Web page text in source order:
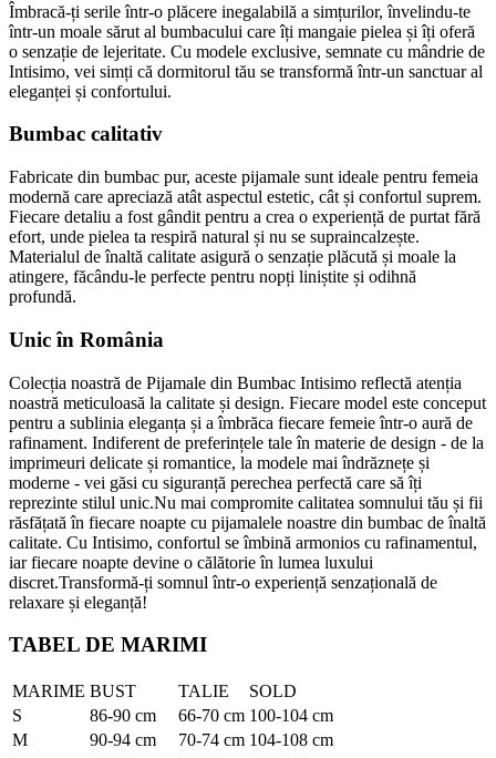
Îmbracă-ți serile într-o plăcere inegalabilă a simțurilor, învelindu-te
într-un moale sărut al bumbacului care îți mangaie pielea și îți oferă
o senzație de lejeritate. Cu modele exclusive, semnate cu mândrie de
Intisimo, vei simți că dormitorul tău se transformă într-un sanctuar al
eleganței și confortului.
Bumbac calitativ
Fabricate din bumbac pur, aceste pijamale sunt ideale pentru femeia
modernă care apreciază atât aspectul estetic, cât și confortul suprem.
Fiecare detaliu a fost gândit pentru a crea o experiență de purtat fără
efort, unde pielea ta respiră natural și nu se supraincalzește.
Materialul de înaltă calitate asigură o senzație plăcută și moale la
atingere, făcându-le perfecte pentru nopți liniștite și odihnă
profundă.
Unic în România
Colecția noastră de Pijamale din Bumbac Intisimo reflectă atenția
noastră meticuloasă la calitate și design. Fiecare model este conceput
pentru a sublinia eleganța și a îmbrăca fiecare femeie într-o aură de
rafinament. Indiferent de preferințele tale în materie de design - de la
imprimeuri delicate și romantice, la modele mai îndrăznețe și
moderne - vei găsi cu siguranță perechea perfectă care să îți
reprezinte stilul unic.Nu mai compromite calitatea somnului tău și fii
răsfățată în fiecare noapte cu pijamalele noastre din bumbac de înaltă
calitate. Cu Intisimo, confortul se îmbină armonios cu rafinamentul,
iar fiecare noapte devine o călătorie în lumea luxului
discret.Transformă-ți somnul într-o experiență senzațională de
relaxare și eleganță!
TABEL DE MARIMI
MARIME BUST TALIE
SOLD
S
86-90 cm 66-70 cm 100-104 cm
M
90-94 cm 70-74 cm 104-108 cm